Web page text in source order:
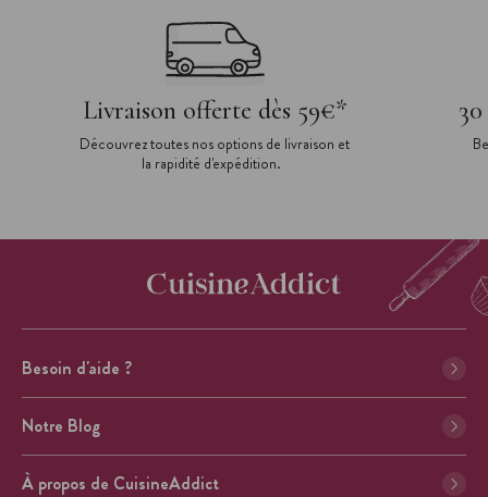
Livraison offerte dès 59€*
Découvrez toutes nos options de livraison et
la rapidité d'expédition.
Besoin d'aide ?
Notre Blog
À propos de CuisineAddict